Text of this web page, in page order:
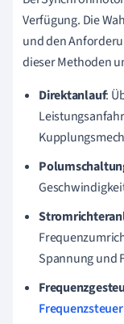
Verfügung. Die
und den
dieser Methoden
Direktanlauf:
Spannung und